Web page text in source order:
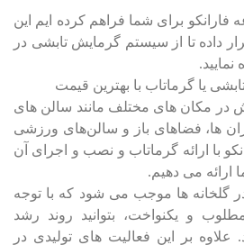
برای شما فراهم کرده ایم این
داده تا از سیستم گرمایش تابشی در
یا گرماتاب با بهترین قیمت
در مکان های مختلف مانند سالن های
ها، فضاهای باز و سالن‌های ورزشی
با ارائه گرماتاب و نصب و اجرای آن
می دهیم.
گلخانه ها موجب می شود که با توجه
و یکنواخت، بتوانید روند رشد
بر این فعالیت های تولیدی در